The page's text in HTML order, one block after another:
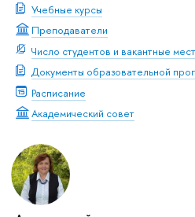
Учебные курсы
Преподаватели
Число студентов и вакантные
Документы образовательной
Расписание
Академический совет